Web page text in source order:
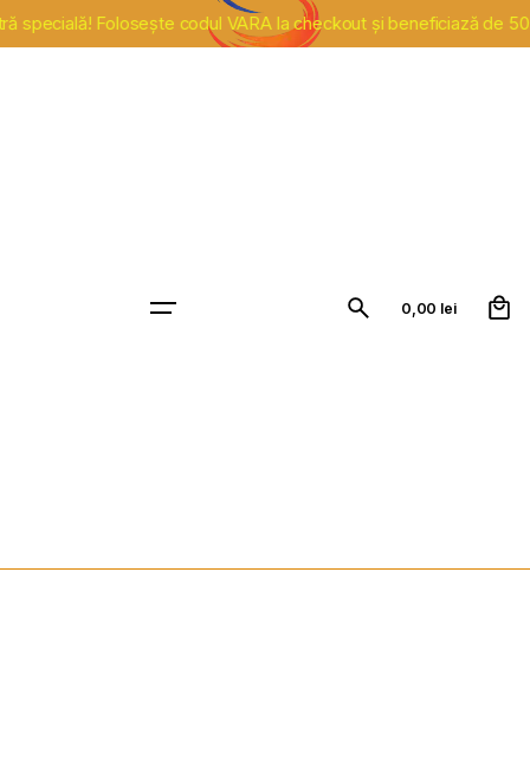
Folosește codul VARA la checkout și beneficiază de
0,00 lei